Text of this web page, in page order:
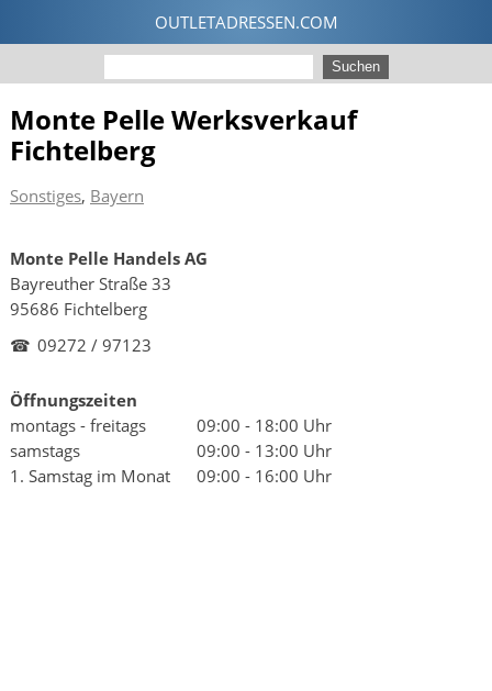
Monte Pelle Werksverkauf
Fichtelberg
Sonstiges, Bayern
Monte Pelle Handels AG
Bayreuther Straße 33
95686 Fichtelberg
☎ 09272 / 97123
Öffnungszeiten
montags - freitags
09:00 - 18:00 Uhr
samstags
09:00 - 13:00 Uhr
1. Samstag im Monat
09:00 - 16:00 Uhr